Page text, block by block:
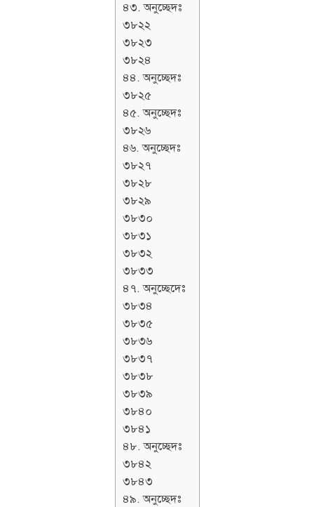
৪৩. অনুচ্ছেদঃ
৩৮২২
৩৮২৩
৩৮২৪
৪৪. অনুচ্ছেদঃ
৩৮২৫
৪৫. অনুচ্ছেদঃ
৩৮২৬
৪৬. অনুচ্ছেদঃ
৩৮২৭
৩৮২৮
৩৮২৯
৩৮৩০
৩৮৩১
৩৮৩২
৩৮৩৩
৪৭. অনুচ্ছেদেঃ
৩৮৩৪
৩৮৩৫
৩৮৩৬
৩৮৩৭
৩৮৩৮
৩৮৩৯
৩৮৪০
৩৮৪১
৪৮. অনুচ্ছেদঃ
৩৮৪২
৩৮৪৩
৪৯. অনুচ্ছেদঃ